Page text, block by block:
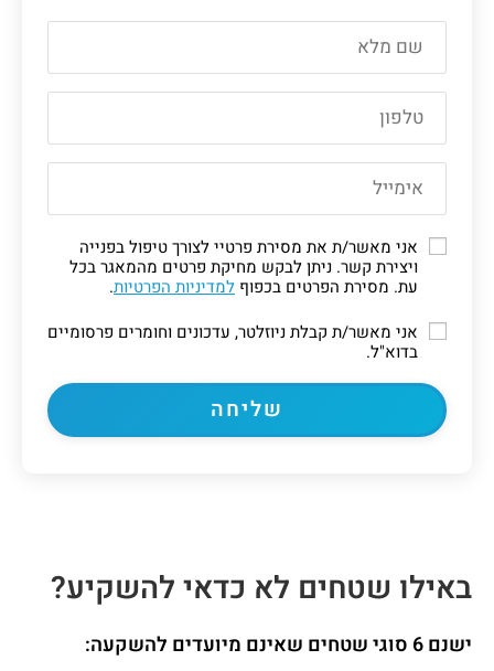
אני מאשר/ת את מסירת פרטיי לצורך טיפול בפנייה
ויצירת קשר. ניתן לבקש מחיקת פרטים מהמאגר בכל
עת. מסירת הפרטים בכפוף למדיניות הפרטיות.
אני מאשר/ת קבלת ניוזלטר, עדכונים וחומרים פרסומיים
בדוא"ל.
באילו שטחים לא כדאי להשקיע?
ישנם 6 סוגי שטחים שאינם מיועדים להשקעה: